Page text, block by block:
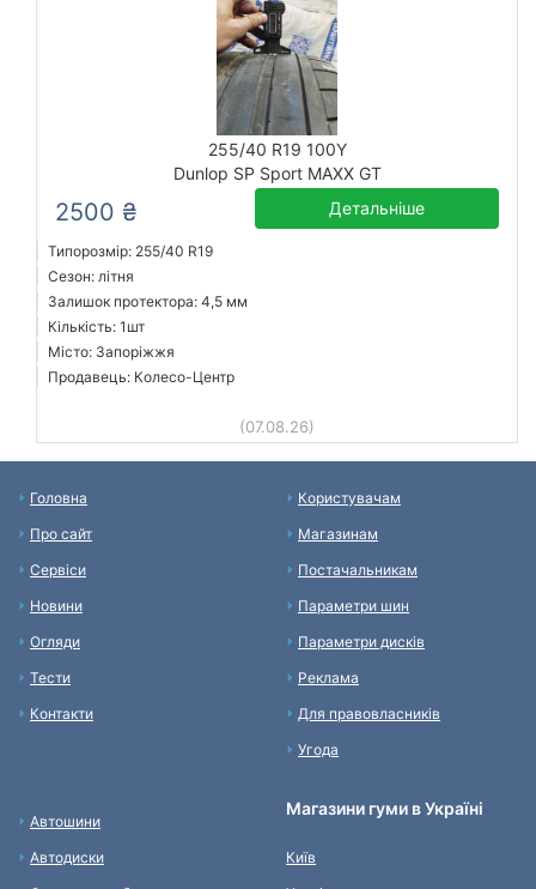
255/40 R19 100Y
Dunlop SP Sport MAXX GT
2500 ₴ Детальніше
Типорозмір: 255/40 R19
Сезон: літня
Залишок протектора: 4,5 мм
Кількість: 1шт
Місто: Запоріжжя
Продавець: Колесо-Центр
(07.08.26)
Головна
Про сайт
Сервіси
Новини
Огляди
Тести
Контакти
Користувачам
Магазинам
Постачальникам
Параметри шин
Параметри дисків
Реклама
Для правовласників
Угода
Автошини
Автодиски
Магазини гуми в Україні
Київ